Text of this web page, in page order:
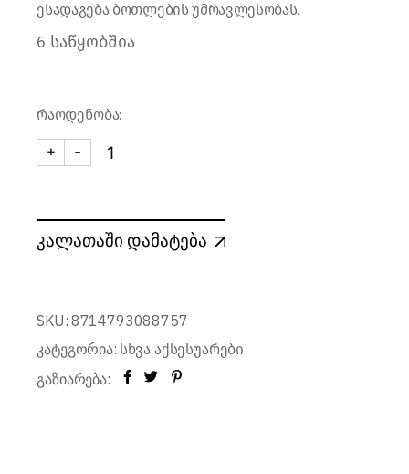
ესადაგება ბოთლების უმრავლესობას.
6 საწყობშია
რაოდენობა:
ბოთლის საცობი (2 ცალი) quantity
-
+
კალათაში დამატება
SKU: 8714793088757
კატეგორია: სხვა აქსესუარები
გაზიარება: